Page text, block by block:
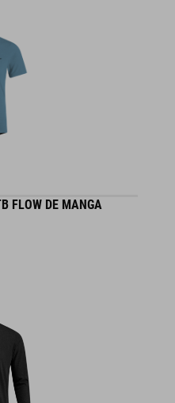
FLOW DE MANGA